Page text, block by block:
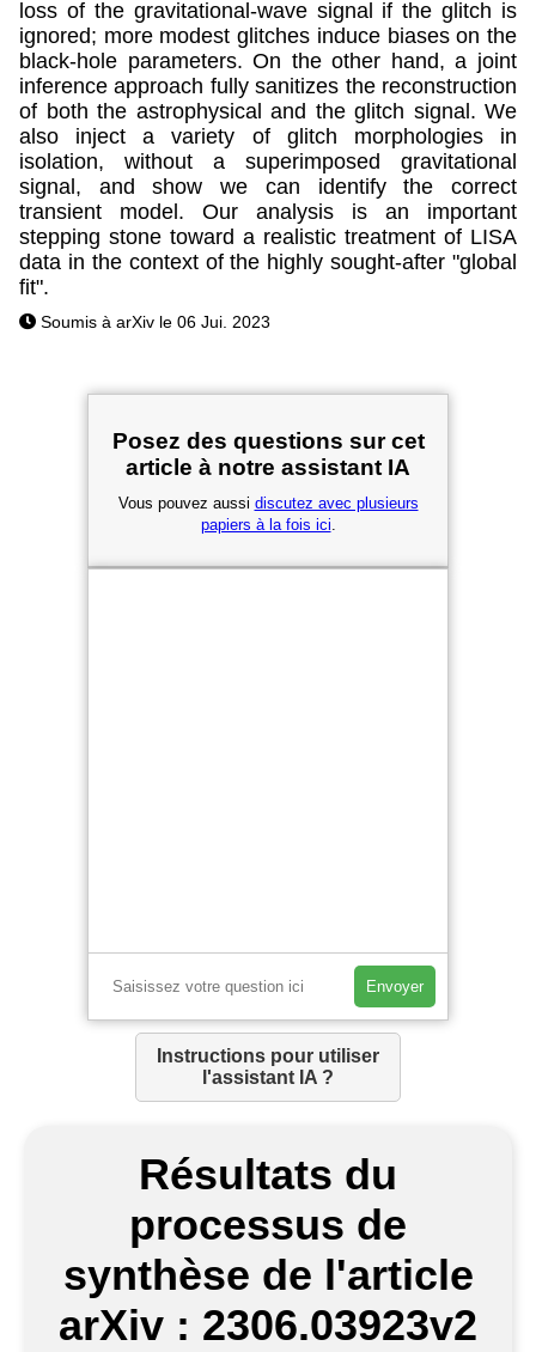
loss of the gravitational-wave signal if the glitch is
ignored; more modest glitches induce biases on the
black-hole parameters. On the other hand, a joint
inference approach fully sanitizes the reconstruction
of both the astrophysical and the glitch signal. We
also inject a variety of glitch morphologies in
isolation, without a superimposed gravitational
signal, and show we can identify the correct
transient model. Our analysis is an important
stepping stone toward a realistic treatment of LISA
data in the context of the highly sought-after "global
fit".
Soumis à arXiv le 06 Jui. 2023
Posez des questions sur cet
article à notre assistant IA
Vous pouvez aussi discutez avec plusieurs
papiers à la fois ici.
Envoyer
Instructions pour utiliser
l'assistant IA ?
Résultats du
processus de
synthèse de l'article
arXiv : 2306.03923v2